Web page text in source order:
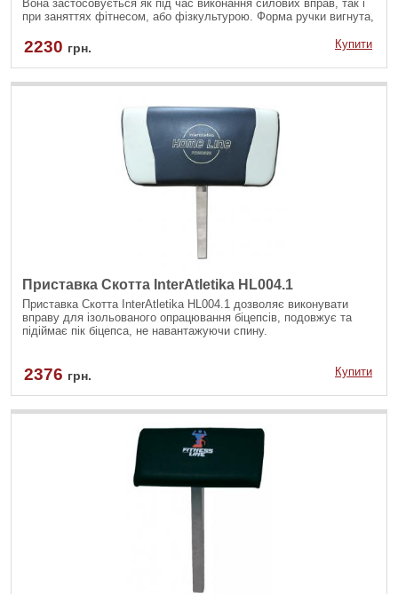
Вона застосовується як під час виконання силових вправ, так і
при заняттях фітнесом, або фізкультурою. Форма ручки вигнута,
зсковзували руки.
2230 грн. Купити
Приставка Скотта InterAtletika HL004.1
Приставка Скотта InterAtletika HL004.1 дозволяє виконувати
вправу для ізольованого опрацювання біцепсів, подовжує та
підіймає пік біцепса, не навантажуючи спину.
2376 грн. Купити